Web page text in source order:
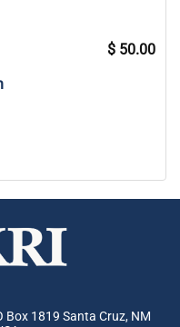
$ 50.00
Box 1819 Santa Cruz, NM